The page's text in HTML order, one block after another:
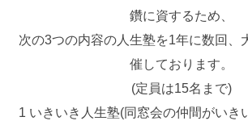
鑽に資するため、
次の3つの内容の人生塾を1年に数回、
催しております。
(定員は15名まで)
1 いきいき人生塾(同窓会の仲間がいき